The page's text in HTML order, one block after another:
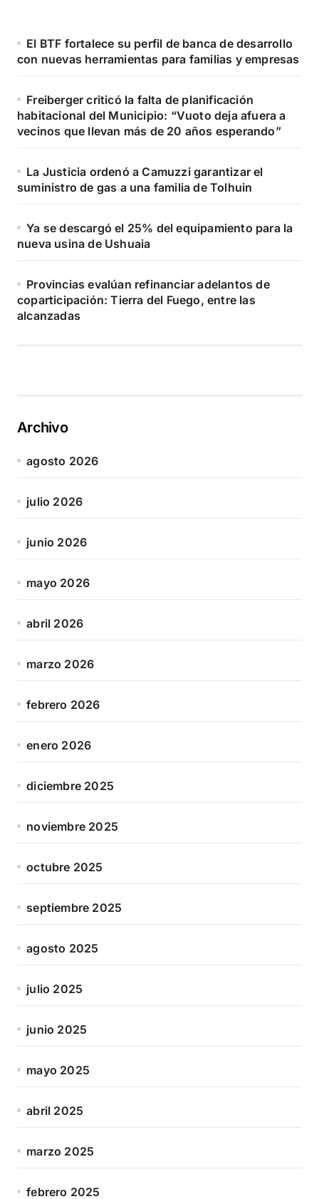
El BTF fortalece su perfil de banca de desarrollo
con nuevas herramientas para familias y empresas
Freiberger criticó la falta de planificación
habitacional del Municipio: “Vuoto deja afuera a
vecinos que llevan más de 20 años esperando”
La Justicia ordenó a Camuzzi garantizar el
suministro de gas a una familia de Tolhuin
Ya se descargó el 25% del equipamiento para la
nueva usina de Ushuaia
Provincias evalúan refinanciar adelantos de
coparticipación: Tierra del Fuego, entre las
alcanzadas
Archivo
agosto 2026
julio 2026
junio 2026
mayo 2026
abril 2026
marzo 2026
febrero 2026
enero 2026
diciembre 2025
noviembre 2025
octubre 2025
septiembre 2025
agosto 2025
julio 2025
junio 2025
mayo 2025
abril 2025
marzo 2025
febrero 2025